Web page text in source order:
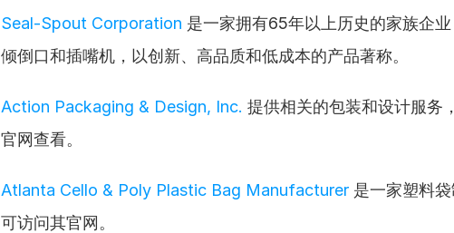
Seal-Spout Corporation 是一家拥有65年以上历史的家族企
倾倒口和插嘴机，以创新、高品质和低成本的产品著称。
Action Packaging & Design, Inc. 提供相关的包装和设计服务
官网查看。
Atlanta Cello & Poly Plastic Bag Manufacturer 是一家塑料
可访问其官网。